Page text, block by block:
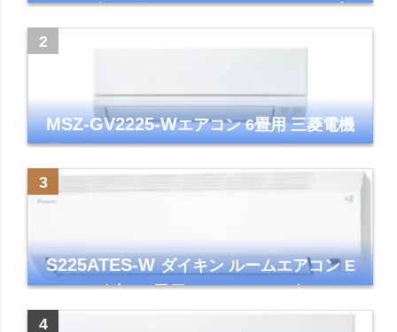
リーズ 主に6畳 ホワイト 2024年モデル プラ
MSZ-GV2225-Wエアコン 6畳用 三菱電機
霧ヶ峰 2025年モデル GVシリーズ ピュアホ
ワイト 清潔 除湿 単相100V
S225ATES-Wダイキン ルームエアコン E
シリーズ 主に6畳用 ホワイト 2025年モデル